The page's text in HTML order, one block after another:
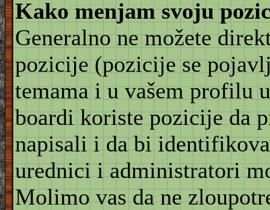
Kako menjam svoju
Generalno ne možete
pozicije (pozicije se
temama i u vašem profilu
boardi koriste pozicije da
napisali i da bi
urednici i administratori
Molimo vas da ne